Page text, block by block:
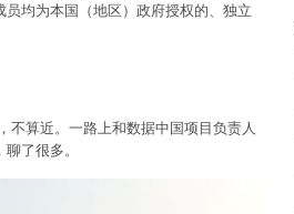
均为本国（地区）政府授权的、独立
不算近。一路上和数据中国项目负责人
了很多。